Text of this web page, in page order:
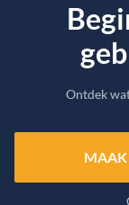
Ontdek
MAAK